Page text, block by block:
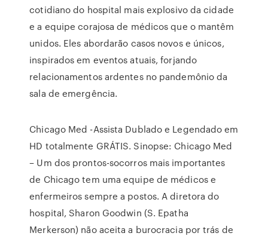
cotidiano do hospital mais explosivo da cidade
e a equipe corajosa de médicos que o mantêm
unidos. Eles abordarão casos novos e únicos,
inspirados em eventos atuais, forjando
relacionamentos ardentes no pandemônio da
sala de emergência.
Chicago Med -Assista Dublado e Legendado em
HD totalmente GRÁTIS. Sinopse: Chicago Med
– Um dos prontos-socorros mais importantes
de Chicago tem uma equipe de médicos e
enfermeiros sempre a postos. A diretora do
hospital, Sharon Goodwin (S. Epatha
Merkerson) não aceita a burocracia por trás de